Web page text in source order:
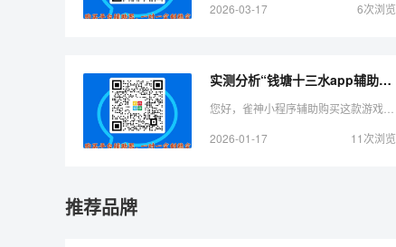
2026-03-17
6次浏览
实测分析“钱塘十三水app辅助器”（铺牌器购买）-哔哩哔哩
2026-01-17
11次浏览
推荐品牌